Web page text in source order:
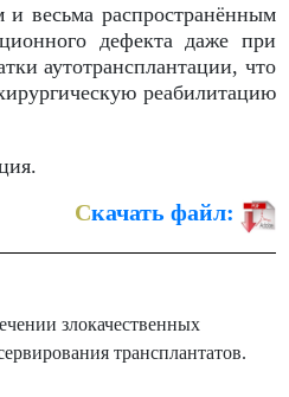
и весьма распространённым
дефекта даже при
аутотрансплантации, что
реабилитацию
Скачать файл:
злокачественных
трансплантатов.